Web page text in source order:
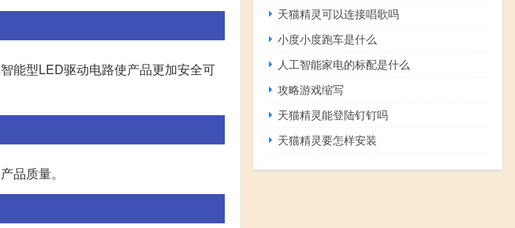
能型LED驱动电路使产品更加安全可
品质量。
天猫精灵可以连接唱歌吗
小度小度跑车是什么
人工智能家电的标配是什么
攻略游戏缩写
天猫精灵能登陆钉钉吗
天猫精灵要怎样安装